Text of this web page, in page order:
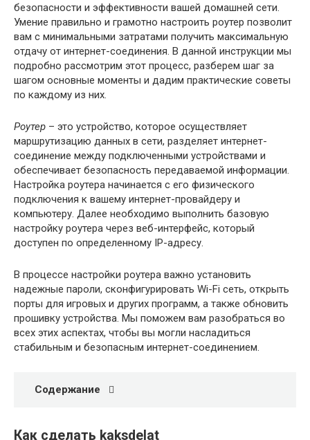
безопасности и эффективности вашей домашней сети.
Умение правильно и грамотно настроить роутер позволит
вам с минимальными затратами получить максимальную
отдачу от интернет-соединения. В данной инструкции мы
подробно рассмотрим этот процесс, разберем шаг за
шагом основные моменты и дадим практические советы
по каждому из них.
Роутер – это устройство, которое осуществляет
маршрутизацию данных в сети, разделяет интернет-
соединение между подключенными устройствами и
обеспечивает безопасность передаваемой информации.
Настройка роутера начинается с его физического
подключения к вашему интернет-провайдеру и
компьютеру. Далее необходимо выполнить базовую
настройку роутера через веб-интерфейс, который
доступен по определенному IP-адресу.
В процессе настройки роутера важно установить
надежные пароли, сконфигурировать Wi-Fi сеть, открыть
порты для игровых и других программ, а также обновить
прошивку устройства. Мы поможем вам разобраться во
всех этих аспектах, чтобы вы могли насладиться
стабильным и безопасным интернет-соединением.
Содержание
Как сделать kaksdelat